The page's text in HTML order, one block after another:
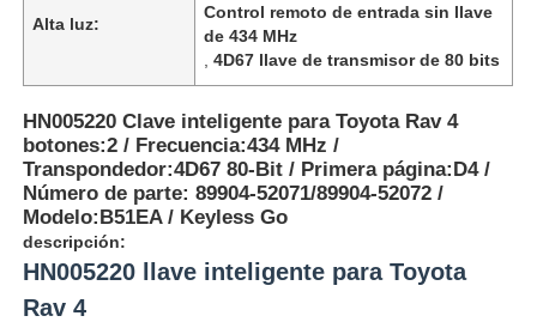
Alta luz:
Control remoto de entrada sin llave
de 434 MHz
,4D67 llave de transmisor de 80 bits
HN005220 Clave inteligente para Toyota Rav 4
botones:2 / Frecuencia:434 MHz /
Transpondedor:4D67 80-Bit / Primera página:D4 /
Número de parte: 89904-52071/89904-52072 /
Modelo:B51EA / Keyless Go
descripción:
HN005220 llave inteligente para Toyota
Rav 4